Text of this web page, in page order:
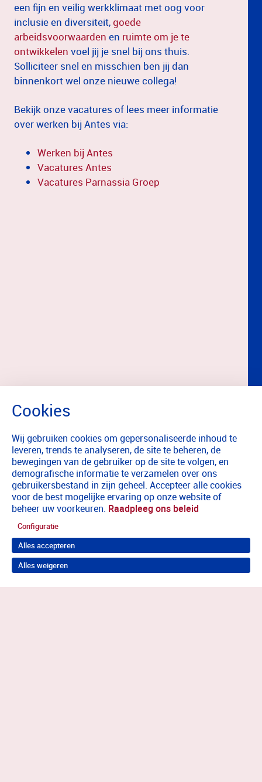
een fijn en veilig werkklimaat met oog voor
inclusie en diversiteit, goede
arbeidsvoorwaarden en ruimte om je te
ontwikkelen voel jij je snel bij ons thuis.
Solliciteer snel en misschien ben jij dan
binnenkort wel onze nieuwe collega!
Bekijk onze vacatures of lees meer informatie
over werken bij Antes via:
Werken bij Antes
Vacatures Antes
Vacatures Parnassia Groep
Wij gebruiken cookies om gepersonaliseerde inhoud te
leveren, trends te analyseren, de site te beheren, de
bewegingen van de gebruiker op de site te volgen, en
demografische informatie te verzamelen over ons
gebruikersbestand in zijn geheel. Accepteer alle cookies
voor de best mogelijke ervaring op onze website of
beheer uw voorkeuren. Raadpleeg ons beleid
Configuratie
Alles accepteren
Alles weigeren